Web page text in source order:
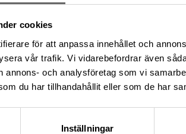
cookies
för att anpassa innehållet och
vår trafik. Vi vidarebefordrar även
annons- och analysföretag som vi
du har tillhandahållit eller som de har
Inställningar
Lilla Klintegårde 3:1, Socken:
kommun, Landskap: Gotland,
01BB86C0-8933-4986-BD65-